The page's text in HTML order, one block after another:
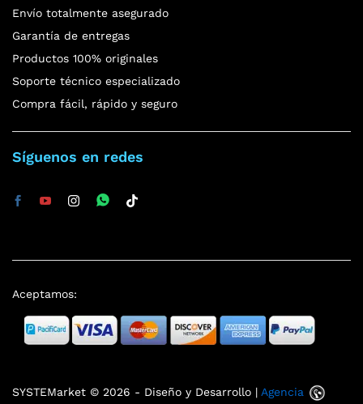
Envío totalmente asegurado
Garantía de entregas
Productos 100% originales
Soporte técnico especializado
Compra fácil, rápido y seguro
Síguenos en redes
SYSTEMarket © 2026 - Diseño y Desarrollo | Agencia
Aceptamos: